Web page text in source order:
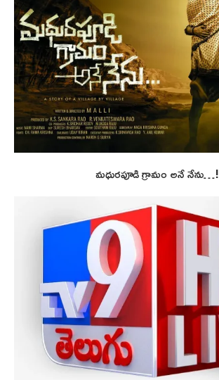
మధురపూడి గ్రామం అనే నేను…!